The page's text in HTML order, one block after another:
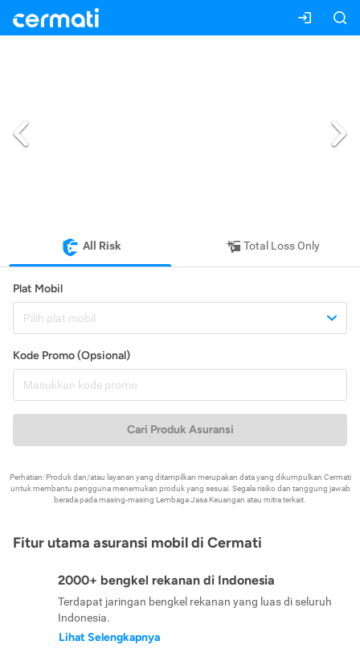
All Risk Total Loss Only
Plat Mobil
Pilih plat mobil
Kode Promo (Opsional)
Cari Produk Asuransi
Perhatian: Produk dan/atau layanan yang ditampilkan merupakan data yang dikumpulkan Cermati
untuk membantu pengguna menemukan produk yang sesuai. Segala risiko dan tanggung jawab
berada pada masing-masing Lembaga Jasa Keuangan atau mitra terkait.
Fitur utama asuransi mobil di Cermati
2000+ bengkel rekanan di Indonesia
Terdapat jaringan bengkel rekanan yang luas di seluruh
Indonesia.
Lihat Selengkapnya